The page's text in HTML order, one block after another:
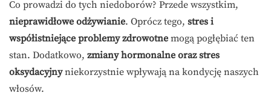
Co prowadzi do tych niedoborów? Przede wszystkim,
nieprawidłowe odżywianie. Oprócz tego, stres i
współistniejące problemy zdrowotne mogą pogłębiać ten
stan. Dodatkowo, zmiany hormonalne oraz stres
oksydacyjnyniekorzystnie wpływają na kondycję naszych
włosów.